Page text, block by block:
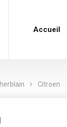
Accueil
Citroen